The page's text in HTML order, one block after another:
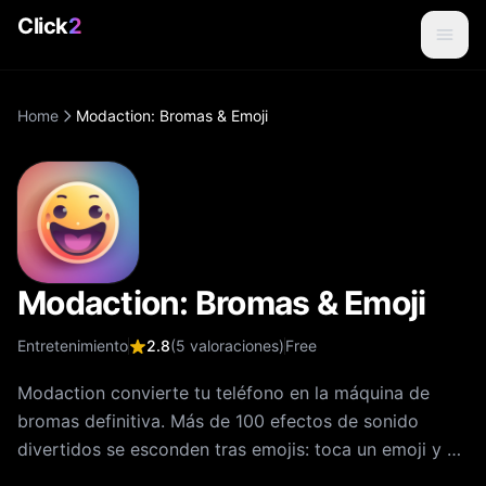
Click2
Home Modaction: Bromas & Emoji
Modaction: Bromas & Emoji
Entretenimiento 2.8(5 valoraciones)Free
Modaction convierte tu teléfono en la máquina de
bromas definitiva. Más de 100 efectos de sonido
divertidos se esconden tras emojis: toca un emoji y el